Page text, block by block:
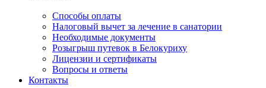
Способы оплаты
Налоговый вычет за лечение в санатории
Необходимые документы
Розыгрыш путевок в Белокуриху
Лицензии и сертификаты
Вопросы и ответы
Контакты